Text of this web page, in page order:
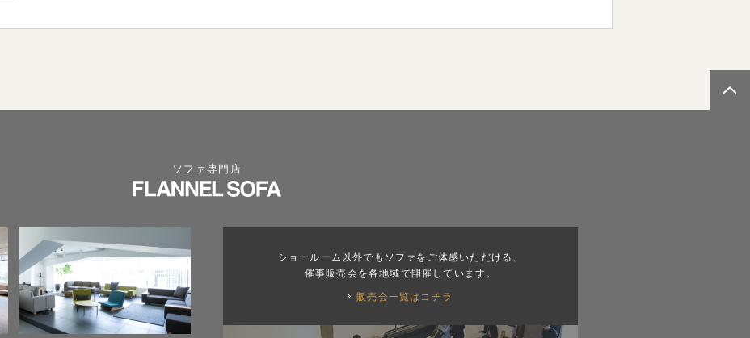
ソファ専門店
ショールーム以外でもソファをご体感いただける、
催事販売会を各地域で開催しています。
販売会一覧はコチラ